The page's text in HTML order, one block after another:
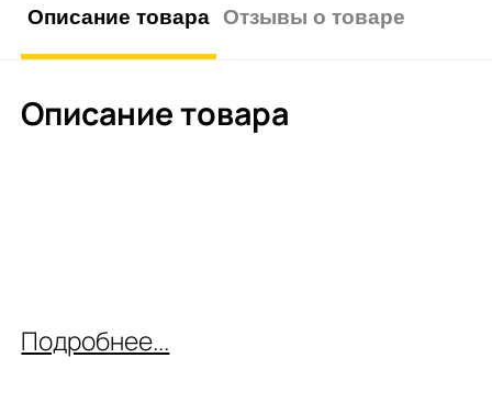
Описание товара Отзывы о товаре
Описание товара
Подробнее...